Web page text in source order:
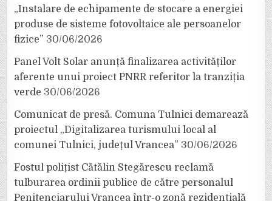
„Instalare de echipamente de stocare a energiei
produse de sisteme fotovoltaice ale persoanelor
fizice” 30/06/2026
Panel Volt Solar anunță finalizarea activităților
aferente unui proiect PNRR referitor la tranziția
verde 30/06/2026
Comunicat de presă. Comuna Tulnici demarează
proiectul „Digitalizarea turismului local al
comunei Tulnici, județul Vrancea” 30/06/2026
Fostul polițist Cătălin Stegărescu reclamă
tulburarea ordinii publice de către personalul
Penitenciarului Vrancea într-o zonă rezidențială